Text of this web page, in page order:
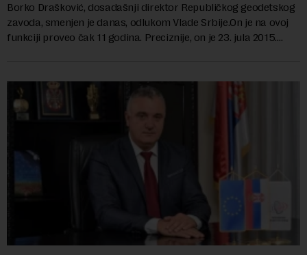
Borko Drašković, dosadašnji direktor Republičkog geodetskog
zavoda, smenjen je danas, odlukom Vlade Srbije.On je na ovoj
funkciji proveo čak 11 godina. Preciznije, on je 23. jula 2015.